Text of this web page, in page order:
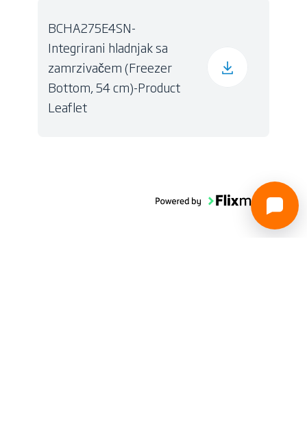
BCHA275E4SN-
Integrirani hladnjak sa
zamrzivačem (Freezer
Bottom, 54 cm)-Product
Leaflet